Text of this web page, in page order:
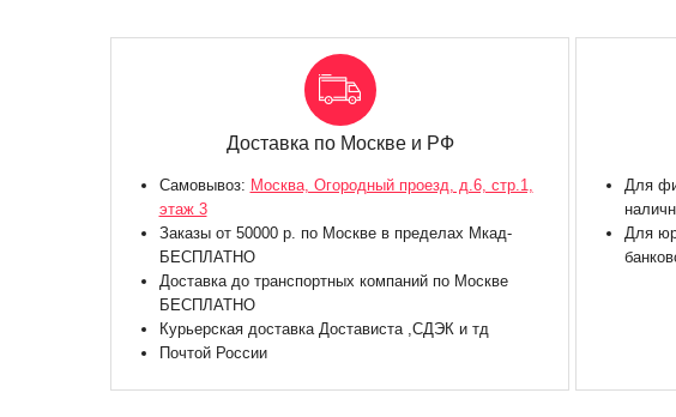
Доставка по Москве и РФ
Самовывоз: Москва, Огородный проезд, д.6, стр.1,
этаж 3
Заказы от 50000 р. по Москве в пределах Мкад-
БЕСПЛАТНО
Доставка до транспортных компаний по Москве
БЕСПЛАТНО
Курьерская доставка Достависта ,СДЭК и тд
Почтой России
Для
Для